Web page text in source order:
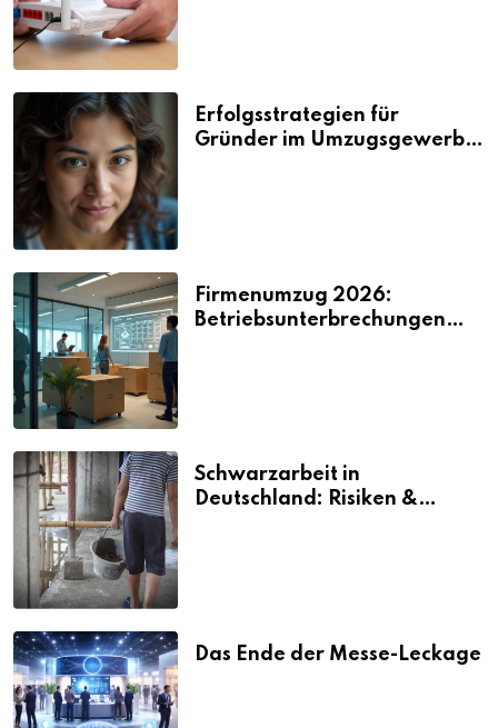
Erfolgsstrategien für
Gründer im Umzugsgewerbe
Firmenumzug 2026:
Betriebsunterbrechungen
Schwarzarbeit in
Deutschland: Risiken &
Das Ende der Messe-Leckage